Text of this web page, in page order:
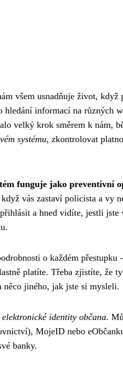
všem usnadňuje život, když
informací na různých
velký krok směrem k nám,
systému, zkontrolovat
funguje jako preventivní
vás zastaví policista a vy
a hned vidíte, jestli jste
o každém přestupku
platíte. Třeba zjistíte, že
něco jiného, jak jste si mysleli.
identity občana.
MojeID nebo
banky.